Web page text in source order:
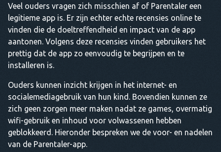
Veel ouders vragen zich misschien af of Parentaler een
legitieme app is. Er zijn echter echte recensies online te
vinden die de doeltreffendheid en impact van de app
aantonen. Volgens deze recensies vinden gebruikers het
prettig dat de app zo eenvoudig te begrijpen en te
installeren is.
Ouders kunnen inzicht krijgen in het internet- en
socialemediagebruik van hun kind. Bovendien kunnen ze
zich geen zorgen meer maken nadat ze games, overmatig
wifi-gebruik en inhoud voor volwassenen hebben
geblokkeerd. Hieronder bespreken we de voor- en nadelen
van de Parentaler-app.